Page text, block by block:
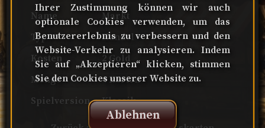
Name
Markt
Typ
Handel
Kosten
2 Gold
Menge
4 Karten
Spielversion
Klassik
Ihrer Zustimmung können wir auch
optionale Cookies verwenden, um das
Benutzererlebnis zu verbessern und den
Website-Verkehr zu analysieren. Indem
Sie auf „Akzeptieren“ klicken, stimmen
Sie den Cookies unserer Website zu.
Ablehnen